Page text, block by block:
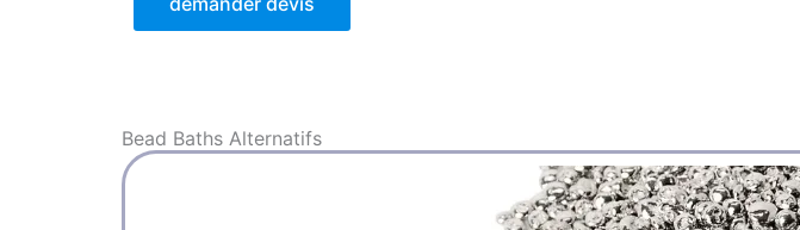
Bead Baths Alternatifs